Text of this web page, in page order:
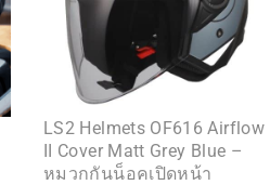
LS2 Helmets OF616 Airflow
II Cover Matt Grey Blue –
หมวกกันน็อคเปิดหน้า